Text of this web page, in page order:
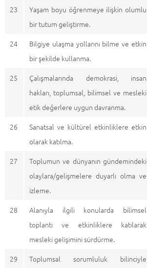
23
Yaşam boyu öğrenmeye ilişkin olumlu
bir tutum geliştirme.
24
Bilgiye ulaşma yollarını bilme ve etkin
bir şekilde kullanma.
25
Çalışmalarında demokrasi, insan
hakları, toplumsal, bilimsel ve mesleki
etik değerlere uygun davranma.
26
Sanatsal ve kültürel etkinliklere etkin
olarak katılma.
27
Toplumun ve dünyanın gündemindeki
olaylara/gelişmelere duyarlı olma ve
izleme.
28
Alanıyla ilgili konularda bilimsel
toplantı ve etkinliklere katılarak
mesleki gelişimini sürdürme.
29
Toplumsal sorumluluk bilinciyle